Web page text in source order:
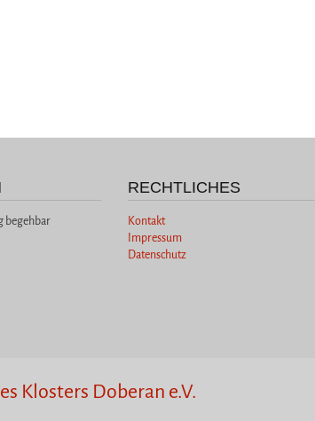
begehbar
RECHTLICHES
Kontakt
Impressum
Datenschutz
Klosters Doberan e.V.